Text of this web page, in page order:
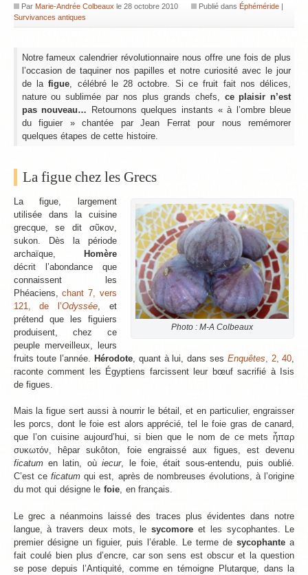
Par Marie-Andrée Colbeauxle 28 octobre 2010 Publié dans Éphéméride
Survivances antiques
Notre fameux calendrier révolutionnaire nous offre une fois de plus
l’occasion de taquiner nos papilles et notre curiosité avec le jour
de lafigue , célébré le 28 octobre. Si ce fruit fait nos délices,
nature ou sublimée par nos plus grands chefs, ce plaisir n’est
pas nouveau… Retournons quelques instants « à l’ombre bleue
du figuier » chantée par Jean Ferrat pour nous remémorer
quelques étapes de cette histoire.
La figue chez les Grecs
Photo : M-A Colbeaux
La figue, largement
utilisée dans la cuisine
grecque, se dit σῦκον,
sukon. Dès la période
archaïque, Homère
décrit l’abondance que
connaissent les
Phéaciens,chant 7, vers
121, de l’Odyssée , et
prétend que les figuiers
produisent, chez ce
peuple merveilleux, leurs
fruits toute l’année.Hérodote , quant à lui, dans ses Enquêtes , 2, 40
raconte comment les Égyptiens farcissent leur bœuf sacrifié à Isis
de figues.
Mais la figue sert aussi à nourrir le bétail, et en particulier, engraisser
les porcs, dont le foie est alors apprécié, tel le foie gras de canard,
que l’on cuisine aujourd’hui, si bien que le nom de ce mets ἦπαρ
συκωτόν, hêpar sukôton, foie engraissé aux figues, est devenu
ficatumen latin, oùiecur, le foie, était sous-entendu, puis oublié.
C’est ceficatumqui est, après de nombreuses évolutions, à l’origine
du mot qui désigne le foie, en français.
Le grec a néanmoins laissé des traces plus évidentes dans notre
langue, à travers deux mots, lesycomoreet les sycophantes. Le
premier désigne un figuier, puis l’érable. Le terme desycophantea
fait coulé bien plus d’encre, car son sens est obscur et la question
se pose depuis l’Antiquité, comme en témoigne Plutarque, dans la